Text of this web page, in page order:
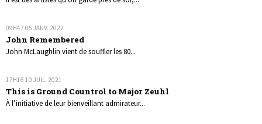
09H47 05 JANV. 2022
John Remembered
John McLaughlin vient de souffler les 80...
17H16 10 JUIL. 2021
This is Ground Countrol to Major Zeuhl
À l’initiative de leur bienveillant admirateur...